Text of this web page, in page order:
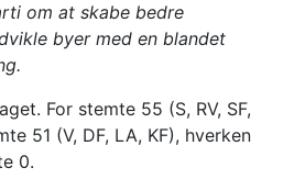
om at skabe bedre
byer med en blandet
For stemte 55 (S, RV, SF,
51 (V, DF, LA, KF), hverken
0.